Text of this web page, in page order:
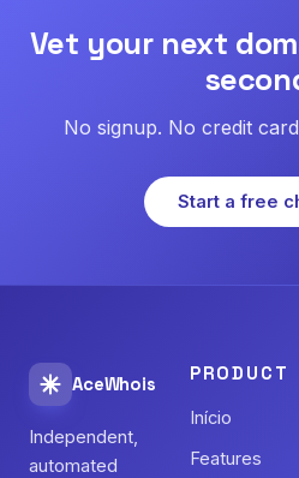
Vet your next
No signup. No credit
Start a free
AceWhois
Independent,
automated
PRODUCT
Início
Features